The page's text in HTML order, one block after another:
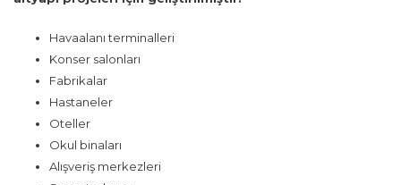
Havaalanı terminalleri
Konser salonları
Fabrikalar
Hastaneler
Oteller
Okul binaları
Alışveriş merkezleri